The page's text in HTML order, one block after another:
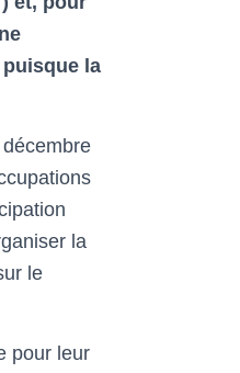
la
la
le
pour leur